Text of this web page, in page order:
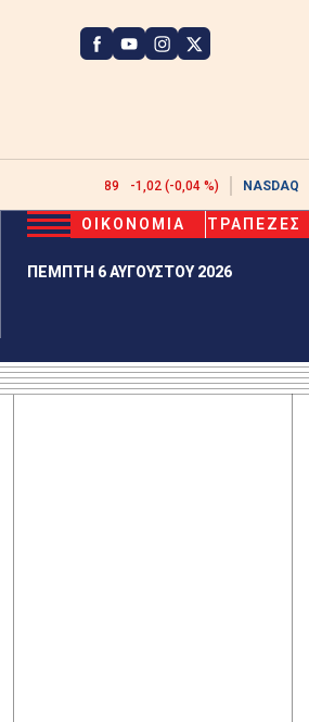
2622,89 -1,02 (-0,04 %) NASDAQ
ΠΕΜΠΤΗ 6 ΑΥΓΟΥΣΤΟΥ 2026
ΟΙΚΟΝΟΜΙΑ ΤΡΑΠΕΖΕΣ